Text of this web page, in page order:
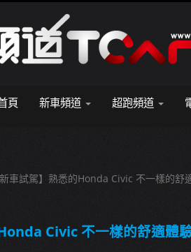
頁 新車頻道 超跑頻道
車試駕】熟悉的Honda Civic 不一樣的舒
Civic 不一樣的舒適體